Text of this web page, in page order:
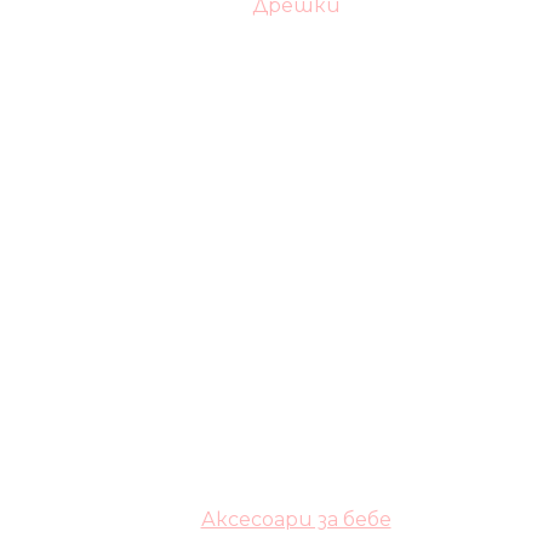
Дрешки
Аксесоари за бебе